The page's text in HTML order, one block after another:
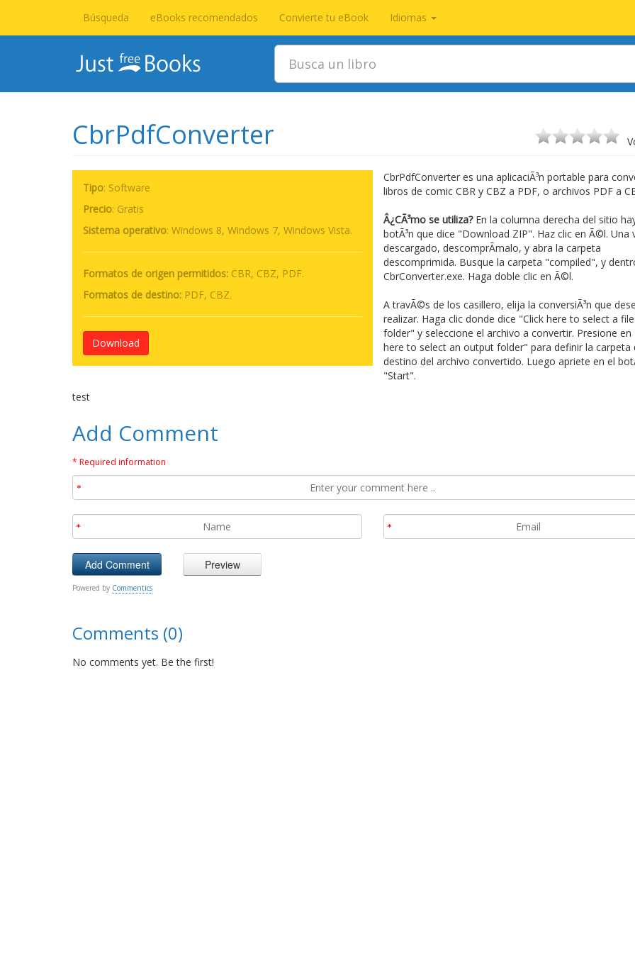
Búsqueda eBooks recomendados Convierte tu eBook Idiomas
CbrPdfConverter
Tipo: Software
Precio: Gratis
Sistema operativo: Windows 8, Windows 7, Windows Vista.
Formatos de origen permitidos: CBR, CBZ, PDF.
Formatos de destino: PDF, CBZ.
Download
CbrPdfConverter es una aplicaciÃ³n portable para
libros de comic CBR y CBZ a PDF, o archivos PDF a
Â¿CÃ³mo se utiliza?En la columna derecha del sitio
botÃ³n que dice "Download ZIP". Haz clic en Ã©l. Una
descargado, descomprÃ­malo, y abra la carpeta
descomprimida. Busque la carpeta "compiled", y
CbrConverter.exe. Haga doble clic en Ã©l.
A travÃ©s de los casillero, elija la conversiÃ³n que
realizar. Haga clic donde dice "Click here to select a
folder" y seleccione el archivo a convertir. Presione en
here to select an output folder" para definir la carpeta
destino del archivo convertido. Luego apriete en el
"Start".
test
Add Comment
* Required information
Powered by Commentics
Comments (0)
No comments yet. Be the first!